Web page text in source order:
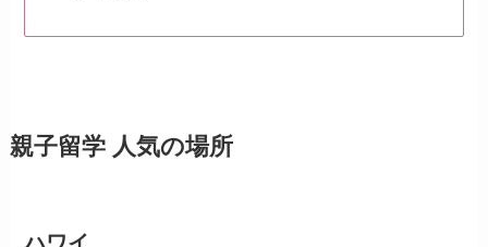
親子留学 人気の場所
ハワイ